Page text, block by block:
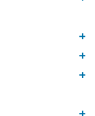
+
+
+